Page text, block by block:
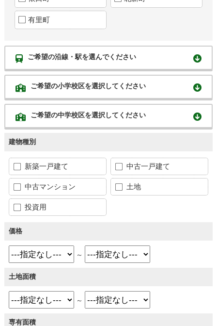
有里町
ご希望の沿線・駅を選んでください
ご希望の小学校区を選択してください
ご希望の中学校区を選択してください
建物種別
新築一戸建て 中古一戸建て
中古マンション 土地
投資用
価格
～
土地面積
～
専有面積